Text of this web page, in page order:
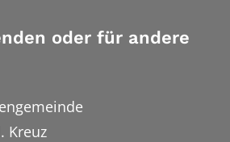
oder für andere
Kreuz